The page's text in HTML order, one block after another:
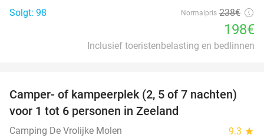
Solgt: 98
Normalpris 238€
198€
Inclusief toeristenbelasting en bedlinnen
35%
Camper- of kampeerplek (2, 5 of 7 nachten)
voor 1 tot 6 personen in Zeeland
Camping De Vrolijke Molen 9.3 star